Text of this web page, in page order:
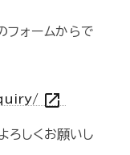
フォームからで
open_in_new
しくお願いし